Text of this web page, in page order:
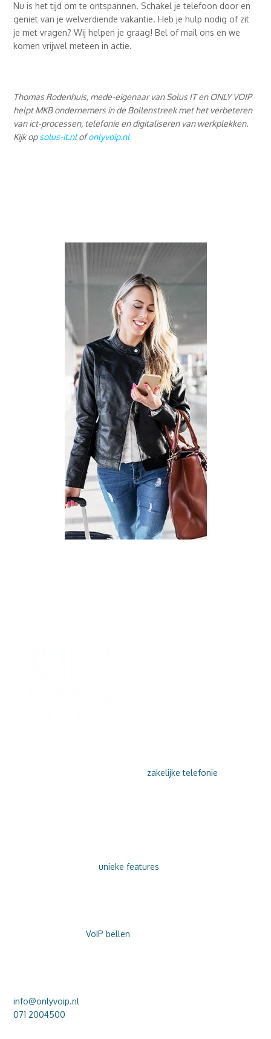
Nu is het tijd om te ontspannen. Schakel je telefoon door en
geniet van je welverdiende vakantie. Heb je hulp nodig of zit
je met vragen? Wij helpen je graag! Bel of mail ons en we
komen vrijwel meteen in actie.
Thomas Rodenhuis, mede-eigenaar van Solus IT en ONLY VOIP
helpt MKB ondernemers in de Bollenstreek met het verbeteren
van ict-processen, telefonie en digitaliseren van werkplekken.
Kijk opsolus-it.nlofonlyvoip.nl
zakelijke telefonie
VOIP en profiteer vanunieke features
Overstappen naarVoIP bellen
info@onlyvoip.nl
071 2004500